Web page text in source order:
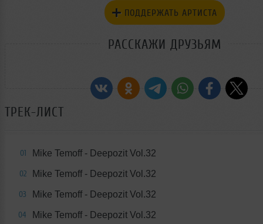
ПОДДЕРЖАТЬ АРТИСТА
РАССКАЖИ ДРУЗЬЯМ
ТРЕК-ЛИСТ
01 Mike Temoff - Deepozit Vol.32
02 Mike Temoff - Deepozit Vol.32
03 Mike Temoff - Deepozit Vol.32
04 Mike Temoff - Deepozit Vol.32